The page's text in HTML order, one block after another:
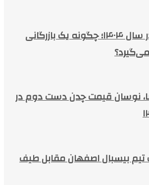
آراد برندینگ در سال ۱۴۰۴؛ چگونه یک بازرگانی
نوسان قیمت چدن دست دوم در
بیسبال اصفهان مقابل طیف